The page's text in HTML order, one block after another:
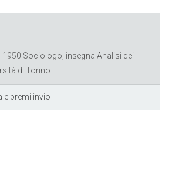
Sociologo, insegna Analisi dei
di Torino.